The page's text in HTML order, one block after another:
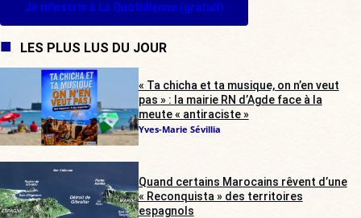
Je m'inscris à La Quotidienne (gratuit)
LES PLUS LUS DU JOUR
« Ta chicha et ta musique, on n’en veut
pas » : la mairie RN d’Agde face à la
meute « antiraciste »
Yves-Marie Sévillia
Quand certains Marocains rêvent d’une
« Reconquista » des territoires
espagnols